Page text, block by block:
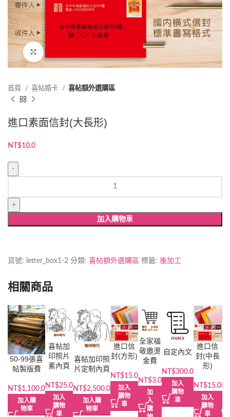
點擊放大
首頁 喜帖婚卡 喜帖額外選購區
進口素面信封(大長形)
NT$10.0
素
面
信
長
數
量
加入購物車
貨號: letter_box1-2 分類: 喜帖額外選購區 標籤: 後加工
相關商品
50-99張喜
帖製版費
NT$1,100.0
加入購
物車
喜帖加
印照片
素內頁
NT$25.0
加入
購物
車
喜帖加印照
片定制內頁
NT$2,500.0
加入購
物車
進口信
封(方形)
NT$15.0
加入
購物
車
全家福
敬邀燙
金費
NT$3.0
加
入
購
自定內文
NT$300.0
加入
購物
車
進口信
封(中長
形)
NT$15.0
加入
購物
車